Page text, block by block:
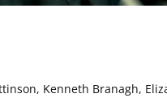
Kenneth Branagh,